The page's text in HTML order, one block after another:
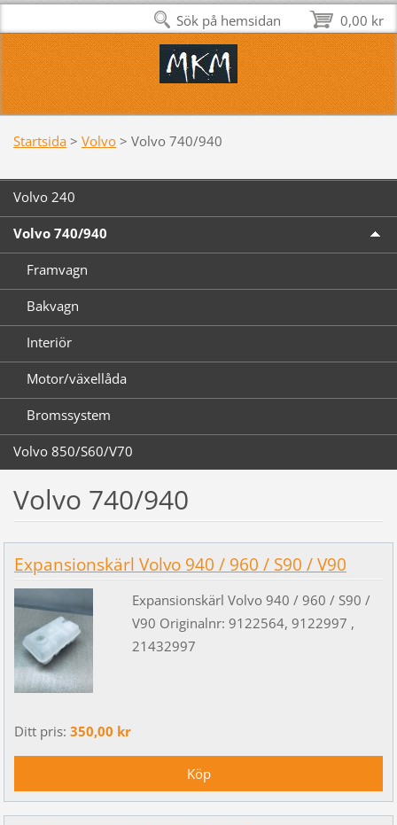
Startsida > Volvo > Volvo 740/940
Volvo 240
Volvo 740/940
Framvagn
Bakvagn
Interiör
Motor/växellåda
Bromssystem
Volvo 850/S60/V70
Volvo 740/940
Expansionskärl Volvo 940 / 960 / S90 / V90
Expansionskärl Volvo 940 / 960 / S90 /
V90 Originalnr: 9122564, 9122997 ,
21432997
Ditt pris: 350,00 kr
0,00 kr
Sök på hemsidan